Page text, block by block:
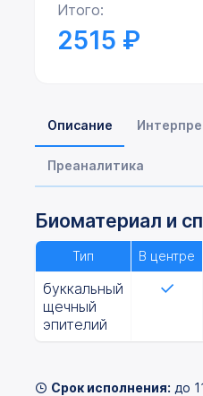
Описание
Преаналитика
Биоматериал и
Тип В центре
буккальный
щечный
эпителий
Срок исполнения: до
Итого:
2515 ₽